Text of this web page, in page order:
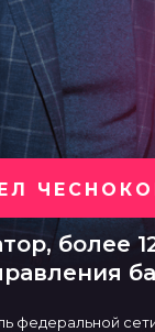
более
федеральной